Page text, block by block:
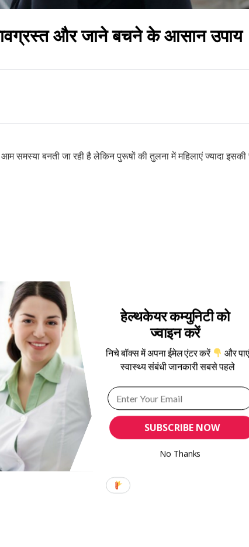
और जाने बचने के आसान उपाय
बनती जा रही है लेकिन पुरूषों की तुलना में महिलाएं ज्यादा
SUBSCRIBE NOW
हेल्थकेयर कम्युनिटी को
ज्वाइन करें
निचे बॉक्स में अपना ईमेल एंटर करें
और
स्वास्थ्य संबंधी जानकारी सबसे पहले
No Thanks